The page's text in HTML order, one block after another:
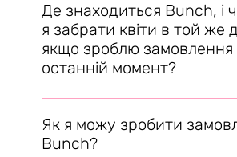
Де знаходиться Bunch, і
я забрати квіти в той же
якщо зроблю замовлення
останній момент?
Bunch зручно розташований
Аеродромний провулок, 10В, м.
Україна, 65101. Ми розуміємо, що
Як я можу зробити
Bunch?